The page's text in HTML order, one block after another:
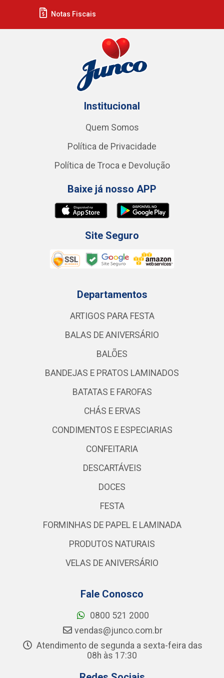
Notas Fiscais
Institucional
Quem Somos
Política de Privacidade
Política de Troca e Devolução
Baixe já nosso APP
Site Seguro
Departamentos
ARTIGOS PARA FESTA
BALAS DE ANIVERSÁRIO
BALÕES
BANDEJAS E PRATOS LAMINADOS
BATATAS E FAROFAS
CHÁS E ERVAS
CONDIMENTOS E ESPECIARIAS
CONFEITARIA
DESCARTÁVEIS
DOCES
FESTA
FORMINHAS DE PAPEL E LAMINADA
PRODUTOS NATURAIS
VELAS DE ANIVERSÁRIO
Fale Conosco
0800 521 2000
vendas@junco.com.br
Atendimento de segunda a sexta-feira das
08h às 17:30